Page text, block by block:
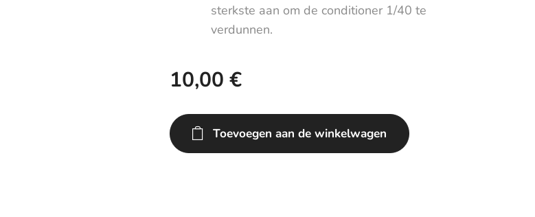
sterkste aan om de conditioner 1/40 te
verdunnen.
10,00 €
Toevoegen aan de winkelwagen